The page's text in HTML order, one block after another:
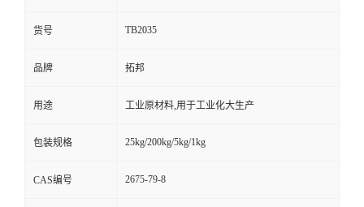
货号 TB2035
品牌 拓邦
用途 工业原材料,用于工业化大生产
包装规格 25kg/200kg/5kg/1kg
CAS编号 2675-79-8